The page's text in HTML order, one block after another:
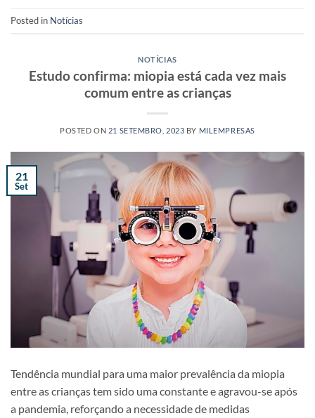
Posted in Notícias
NOTÍCIAS
Estudo confirma: miopia está cada vez mais
comum entre as crianças
POSTED ON 21 SETEMBRO, 2023 BY MILEMPRESAS
21
Set
Tendência mundial para uma maior prevalência da miopia
entre as crianças tem sido uma constante e agravou-se após
a pandemia, reforçando a necessidade de medidas